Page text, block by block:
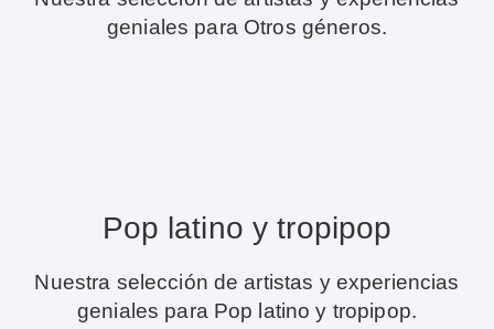
geniales para Otros géneros.
Pop latino y tropipop
Nuestra selección de artistas y experiencias
geniales para Pop latino y tropipop.